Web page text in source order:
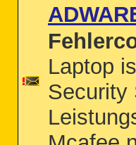
Laptop
Security